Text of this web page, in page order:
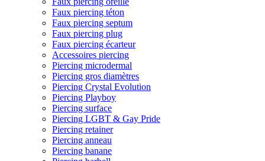
Faux piercing téton
Faux piercing septum
Faux piercing plug
Faux piercing écarteur
Accessoires piercing
Piercing microdermal
Piercing gros diamètres
Piercing Crystal Evolution
Piercing Playboy
Piercing surface
Piercing LGBT & Gay Pride
Piercing retainer
Piercing anneau
Piercing banane